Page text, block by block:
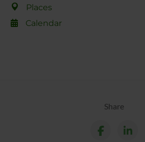
Places
Calendar
Share